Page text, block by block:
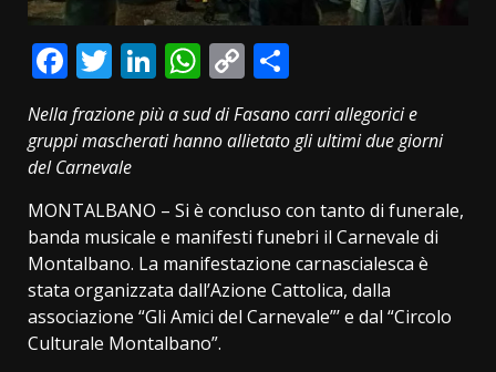
Facebook
Twitter
LinkedIn
WhatsApp
Copy
Nella frazione più a sud di Fasano carri allegorici e
gruppi mascherati hanno allietato gli ultimi due giorni
del Carnevale
MONTALBANO – Si è concluso con tanto di funerale,
banda musicale e manifesti funebri il Carnevale di
Montalbano. La manifestazione carnascialesca è
stata organizzata dall’Azione Cattolica, dalla
associazione “Gli Amici del Carnevale”’ e dal “Circolo
Culturale Montalbano”.